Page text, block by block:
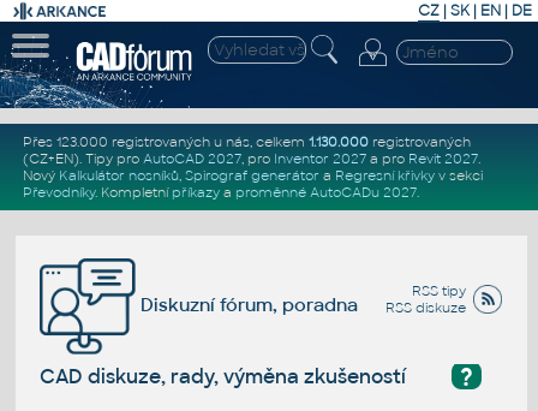
CZ | SK| EN | DE
Přes 123.000 registrovaných u nás, celkem 1.130.000registrovaných
(CZ+EN). Tipy pro AutoCAD 2027, pro Inventor 2027a pro Revit 2027.
Nový Kalkulátor nosníků, Spirograf generátor a Regresní křivkyv sekci
Převodníky. Kompletní příkazya proměnné AutoCADu 2027.
RSS tipy
RSS diskuze
Diskuzní fórum, poradna
?
CAD diskuze, rady, výměna zkušeností